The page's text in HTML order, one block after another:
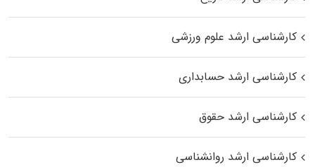
کارشناسی ارشد علوم ورزشی
کارشناسی ارشد حسابداری
کارشناسی ارشد حقوق
کارشناسی ارشد روانشناسی